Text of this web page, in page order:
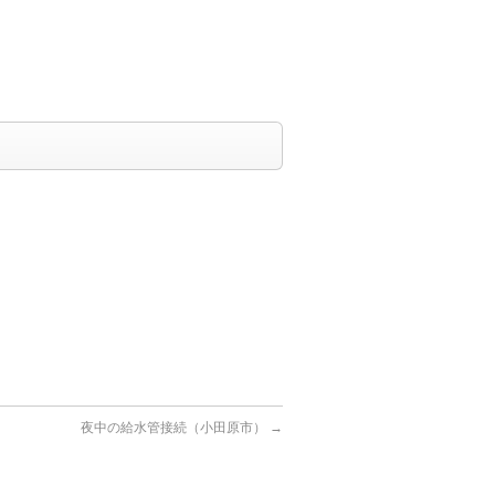
夜中の給水管接続（小田原市） →